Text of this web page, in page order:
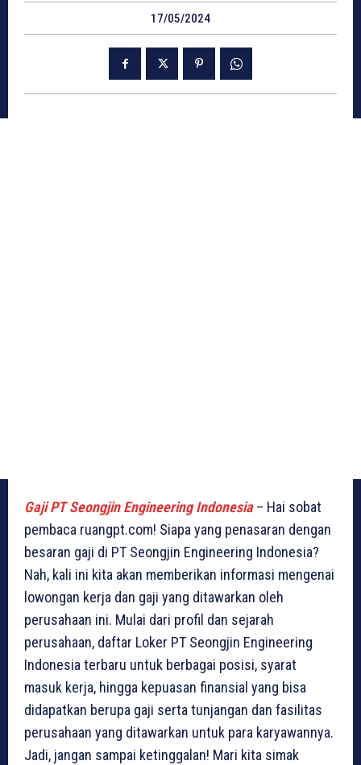
17/05/2024
Gaji PT Seongjin Engineering Indonesia– Hai sobat
pembaca ruangpt.com! Siapa yang penasaran dengan
besaran gaji di PT Seongjin Engineering Indonesia?
Nah, kali ini kita akan memberikan informasi mengenai
lowongan kerja dan gaji yang ditawarkan oleh
perusahaan ini. Mulai dari profil dan sejarah
perusahaan, daftar Loker PT Seongjin Engineering
Indonesia terbaru untuk berbagai posisi, syarat
masuk kerja, hingga kepuasan finansial yang bisa
didapatkan berupa gaji serta tunjangan dan fasilitas
perusahaan yang ditawarkan untuk para karyawannya.
Jadi, jangan sampai ketinggalan! Mari kita simak